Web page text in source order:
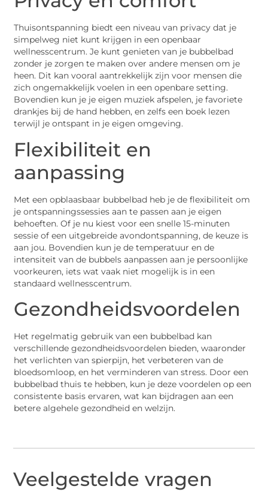
Thuisontspanning biedt een niveau van privacy dat je
simpelweg niet kunt krijgen in een openbaar
wellnesscentrum. Je kunt genieten van je bubbelbad
zonder je zorgen te maken over andere mensen om je
heen. Dit kan vooral aantrekkelijk zijn voor mensen die
zich ongemakkelijk voelen in een openbare setting.
Bovendien kun je je eigen muziek afspelen, je favoriete
drankjes bij de hand hebben, en zelfs een boek lezen
terwijl je ontspant in je eigen omgeving.
Flexibiliteit en
aanpassing
Met een opblaasbaar bubbelbad heb je de flexibiliteit om
je ontspanningssessies aan te passen aan je eigen
behoeften. Of je nu kiest voor een snelle 15-minuten
sessie of een uitgebreide avondontspanning, de keuze is
aan jou. Bovendien kun je de temperatuur en de
intensiteit van de bubbels aanpassen aan je persoonlijke
voorkeuren, iets wat vaak niet mogelijk is in een
standaard wellnesscentrum.
Gezondheidsvoordelen
Het regelmatig gebruik van een bubbelbad kan
verschillende gezondheidsvoordelen bieden, waaronder
het verlichten van spierpijn, het verbeteren van de
bloedsomloop, en het verminderen van stress. Door een
bubbelbad thuis te hebben, kun je deze voordelen op een
consistente basis ervaren, wat kan bijdragen aan een
betere algehele gezondheid en welzijn.
Veelgestelde vragen